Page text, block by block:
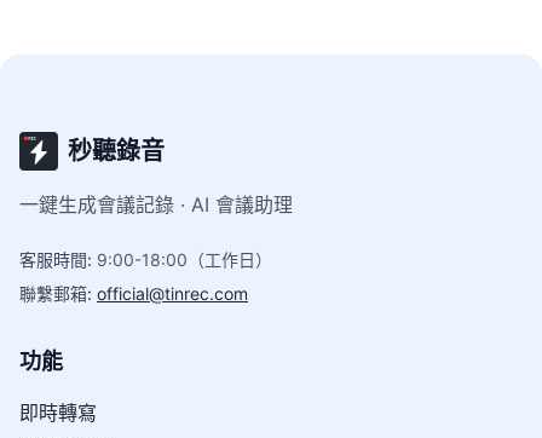
秒聽錄音
一鍵生成會議記錄 · AI 會議助理
客服時間: 9:00-18:00（工作日）
聯繫郵箱: official@tinrec.com
功能
即時轉寫